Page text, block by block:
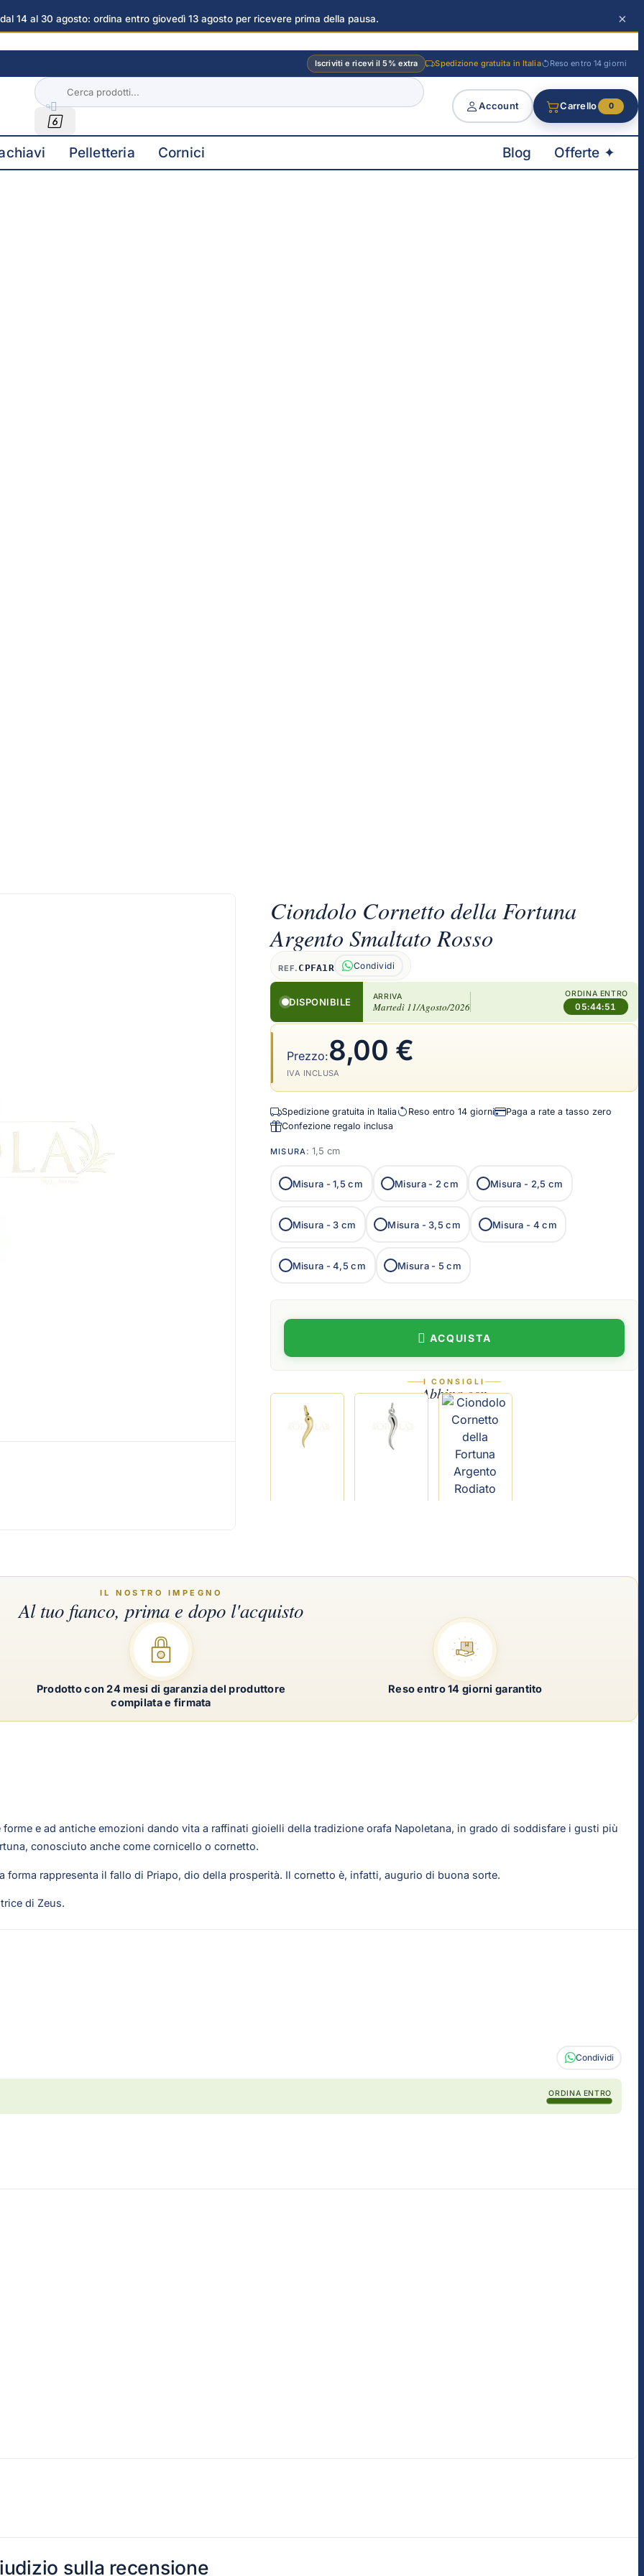
14 al 30 agosto: ordina entro giovedì 13 agosto per ricevere prima della pausa. ×
Iscriviti e ricevi il 5% extra Spedizione gratuita in Italia Reso entro 14 giorni


Account Carrello 0
Pelletteria Cornici Blog Offerte ✦
Ciondolo Cornetto della Fortuna
Argento Smaltato Rosso
REF. CPFA1R Condividi
DISPONIBILE ARRIVA
Martedì 11/Agosto/2026
ORDINA ENTRO
05:44:50
Prezzo:8,00 €
IVA INCLUSA
Spedizione gratuita in Italia Reso entro 14 giorni
Paga a rate a tasso zero
Confezione regalo inclusa
MISURA : 1,5 cm
Misura -1,5 cm Misura - 2 cm Misura - 2,5 cm
Misura -3 cm Misura -3,5 cm Misura - 4 cm
Misura -4,5 cm Misura - 5 cm
ACQUISTA
I CONSIGLI
Abbina con
Ciondolo Cornetto della Fortuna Oro 18kt
Ciondolo Cornetto della Fortuna Oro Bianco 18kt
Ciondolo Cornetto della Fortuna
e ad antiche emozioni dando vita a raffinati gioielli della tradizione orafa Napoletana, in grado di soddisfare i gusti più
conosciuto anche come cornicello o cornetto.
rappresenta il fallo di Priapo, dio della prosperità. Il cornetto è, infatti, augurio di buona sorte.
di Zeus.
Condividi
ORDINA ENTRO
Prodotto con 24 mesi di garanzia del produttore
compilata e firmata
Reso entro 14 giorni garantito
sulla recensione